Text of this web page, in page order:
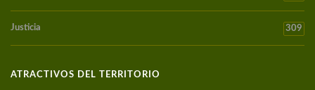
Justicia 309
ATRACTIVOS DEL TERRITORIO